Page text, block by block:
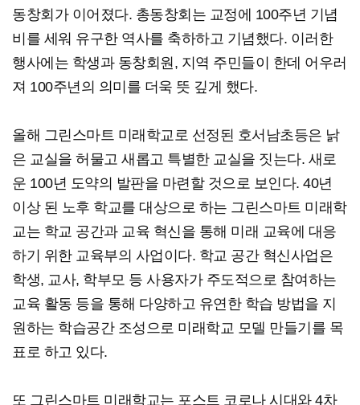
동창회가 이어졌다. 총동창회는 교정에 100주년 기념
비를 세워 유구한 역사를 축하하고 기념했다. 이러한
행사에는 학생과 동창회원, 지역 주민들이 한데 어우러
져 100주년의 의미를 더욱 뜻 깊게 했다.
올해 그린스마트 미래학교로 선정된 호서남초등은 낡
은 교실을 허물고 새롭고 특별한 교실을 짓는다. 새로
운 100년 도약의 발판을 마련할 것으로 보인다. 40년
이상 된 노후 학교를 대상으로 하는 그린스마트 미래학
교는 학교 공간과 교육 혁신을 통해 미래 교육에 대응
하기 위한 교육부의 사업이다. 학교 공간 혁신사업은
학생, 교사, 학부모 등 사용자가 주도적으로 참여하는
교육 활동 등을 통해 다양하고 유연한 학습 방법을 지
원하는 학습공간 조성으로 미래학교 모델 만들기를 목
표로 하고 있다.
또 그린스마트 미래학교는 포스트 코로나 시대와 4차